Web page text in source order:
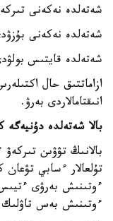
شەتەلدە نەكەنى
شەتەلدە نەكەنى
شەتەلدە قايتىس
ازاماتتىق حال
انىقتامالاردى بەرۋ.
بالا شەتەلدە دۇنيەگە
بالانىڭ تۋۋىن
تۇلعالار ءسابي
ءوتىنىش بەرۋى
ءوتىنىش بەس تاۋلىك